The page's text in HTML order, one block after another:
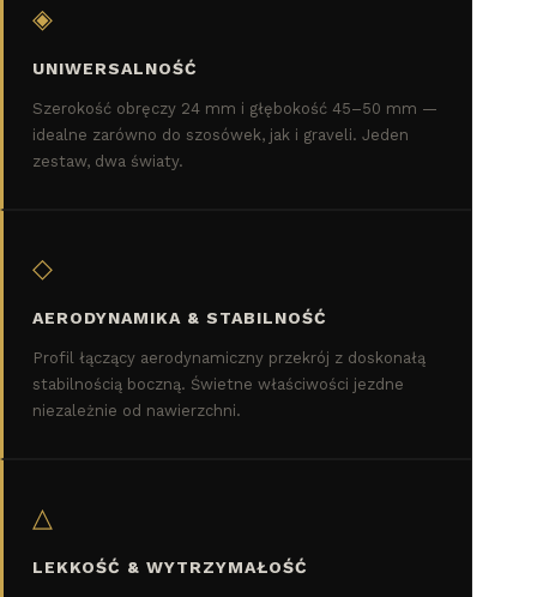
◈
UNIWERSALNOŚĆ
Szerokość obręczy 24 mm i głębokość 45–50 mm —
idealne zarówno do szosówek, jak i graveli. Jeden
zestaw, dwa światy.
◇
AERODYNAMIKA & STABILNOŚĆ
Profil łączący aerodynamiczny przekrój z doskonałą
stabilnością boczną. Świetne właściwości jezdne
niezależnie od nawierzchni.
△
LEKKOŚĆ & WYTRZYMAŁOŚĆ